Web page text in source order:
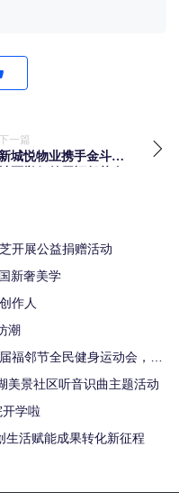
一篇
城悦物业携手金斗山
开展公益捐赠活动
新奢美学
作人
潮
福邻节全民健身运动会，勾
景社区听音识曲主题活动
学啦
昌区智创生活赋能成果转化新征程